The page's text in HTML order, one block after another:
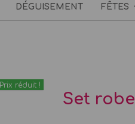
DÉGUISEMENT FÊTES
Prix réduit !
Set